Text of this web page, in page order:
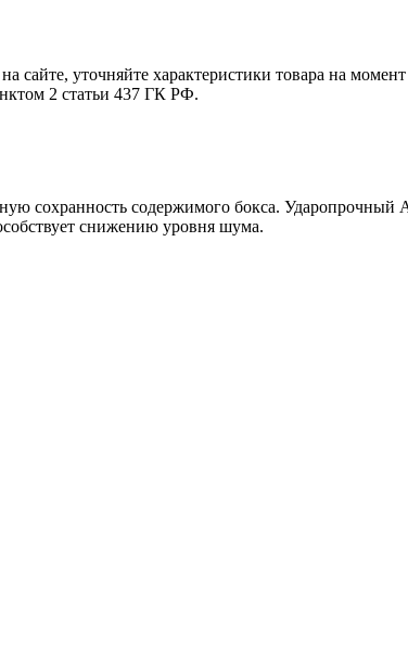
сайте, уточняйте характеристики товара на
2 статьи 437 ГК РФ.
сохранность содержимого бокса. Ударопрочный
снижению уровня шума.